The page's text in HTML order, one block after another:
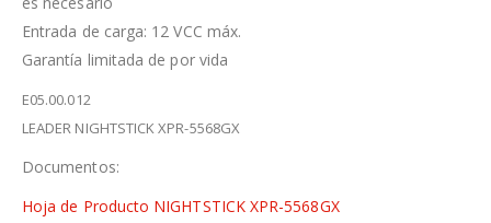
Entrada de carga: 12 VCC máx.
Garantía limitada de por vida
E05.00.012
LEADER NIGHTSTICK XPR-5568GX
Documentos:
Hoja de Producto NIGHTSTICK XPR-5568GX